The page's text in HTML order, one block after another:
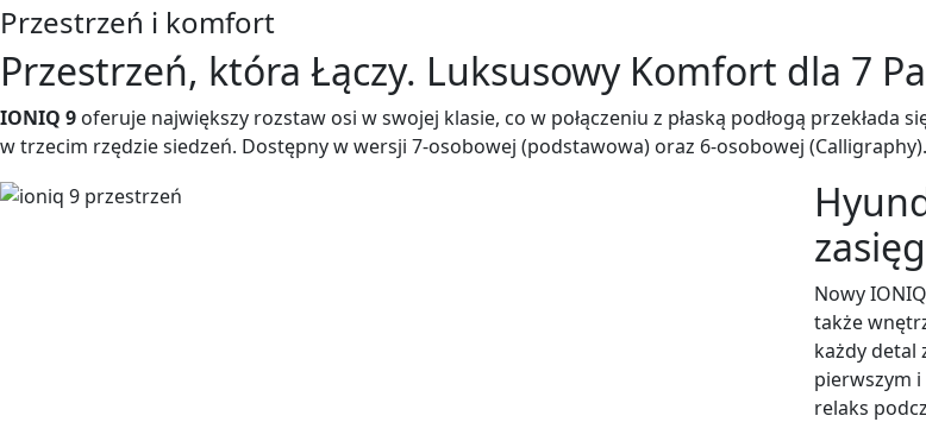
Przestrzeń i komfort
Przestrzeń, która Łączy. Luksusowy Komfort dla 7
IONIQ 9 oferuje największy rozstaw osi w swojej klasie, co w połączeniu z płaską podłogą
w trzecim rzędzie siedzeń. Dostępny w wersji 7-osobowej (podstawowa) oraz 6-osobowej (Calligraphy).
Nowy
także
każdy detal
pierwszym
relaks